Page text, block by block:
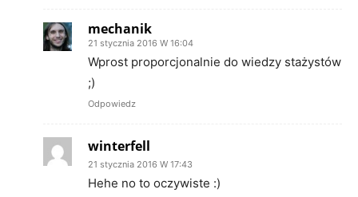
mechanik
21 stycznia 2016 W 16:04
Wprost proporcjonalnie do wiedzy stażystów
;)
Odpowiedz
winterfell
21 stycznia 2016 W 17:43
Hehe no to oczywiste :)